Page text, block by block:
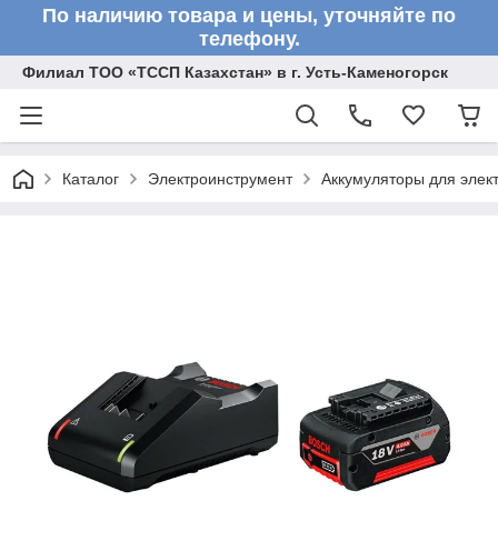
По наличию товара и цены, уточняйте по
телефону.
Филиал ТОО «ТССП Казахстан» в г. Усть-Каменогорск
Каталог Электроинструмент Аккумуляторы для